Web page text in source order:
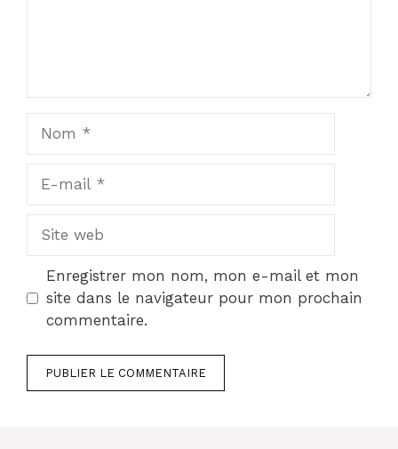
Site
Enregistrer mon nom, mon e-mail et mon
site dans le navigateur pour mon prochain
commentaire.